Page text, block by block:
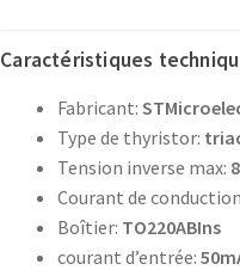
Caractéristiques
Fabricant:
Type de thyristor:
Tension inverse max:
Courant de
Boîtier: TO220ABIns
courant d’entrée: